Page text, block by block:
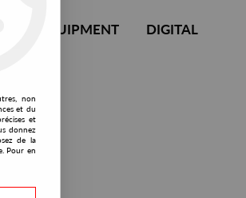
DJ EQUIPMENT DIGITAL
non
et du
et
donnez
de la
Pour en